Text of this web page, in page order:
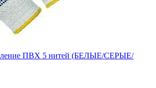
ПВХ 5 нитей (БЕЛЫЕ/СЕРЫЕ/